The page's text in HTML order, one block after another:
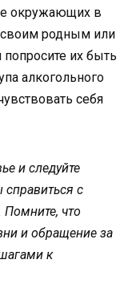
окружающих в
своим родным или
их быть
алкогольного
себя
и следуйте
с
что
и обращение за
к